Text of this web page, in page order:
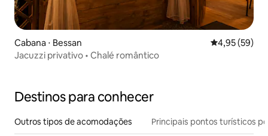
Cabana ⋅ Bessan 4,95 de uma
4,95 (59)
Jacuzzi privativo • Chalé romântico
Destinos para conhecer
Outros tipos de acomodações Principais pontos turísticos